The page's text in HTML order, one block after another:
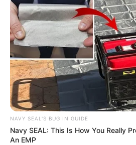
NAVY SEAL'S BUG IN GUIDE
Navy SEAL: This Is How You Really
An EMP